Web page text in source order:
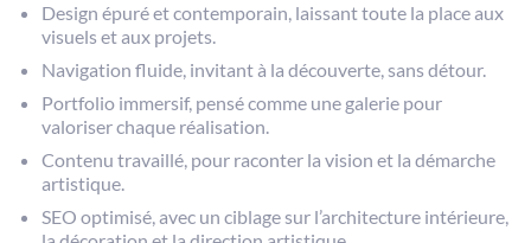
Design épuré et contemporain, laissant toute la place aux
visuels et aux projets.
Navigation fluide, invitant à la découverte, sans détour.
Portfolio immersif, pensé comme une galerie pour
valoriser chaque réalisation.
Contenu travaillé, pour raconter la vision et la démarche
artistique.
SEO optimisé, avec un ciblage sur l’architecture intérieure,